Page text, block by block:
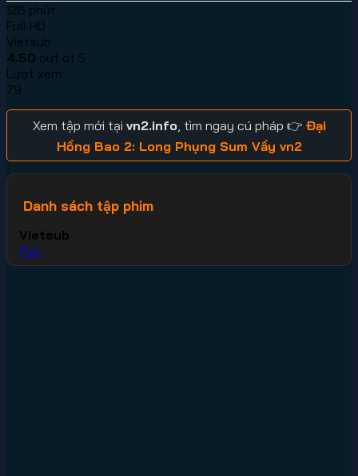
126 phút
Full HD
Vietsub
4.50 out of 5
Lượt xem:
79
Xem tập mới tại vn2.info, tìm ngay cú pháp 👉 Đại
Hồng Bao 2: Long Phụng Sum Vầy vn2
Danh sách tập phim
Vietsub
Full